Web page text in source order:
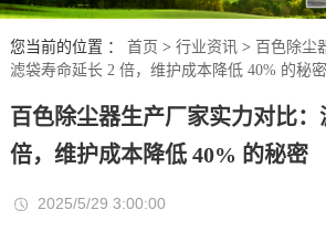
您当前的位置 ： 首页 > 行业资讯 > 百色除尘
滤袋寿命延长 2 倍，维护成本降低 40% 的秘密
百色除尘器生产厂家实力对比：
倍，维护成本降低 40% 的秘密
2025/5/29 3:00:00